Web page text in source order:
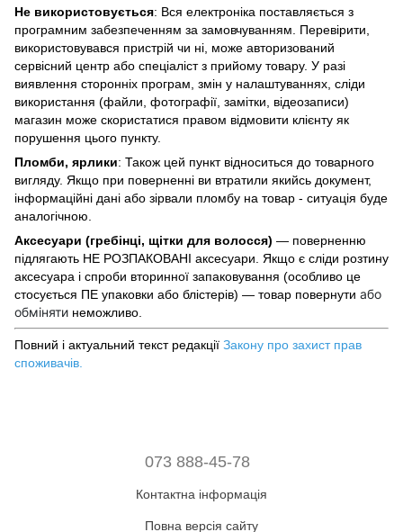
Не використовується: Вся електроніка поставляється з
програмним забезпеченням за замовчуванням. Перевірити,
використовувався пристрій чи ні, може авторизований
сервісний центр або спеціаліст з прийому товару. У разі
виявлення сторонніх програм, змін у налаштуваннях, сліди
використання (файли, фотографії, замітки, відеозаписи)
магазин може скористатися правом відмовити клієнту як
порушення цього пункту.
Пломби, ярлики: Також цей пункт відноситься до товарного
вигляду. Якщо при поверненні ви втратили якийсь документ,
інформаційні дані або зірвали пломбу на товар - ситуація буде
аналогічною.
Аксесуари (гребінці, щітки для волосся) — поверненню
підлягають НЕ РОЗПАКОВАНІ аксесуари. Якщо є сліди розтину
аксесуара і спроби вторинної запаковування (особливо це
стосується ПЕ упаковки або блістерів) — товар повернути або
обміняти неможливо.
Повний і актуальний текст редакції Закону про захист прав
споживачів
073 888-45-78
Контактна інформація
Повна версія сайту